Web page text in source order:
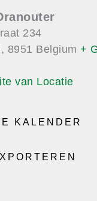
234
, 8951 Belgium +
van Locatie
KALENDER